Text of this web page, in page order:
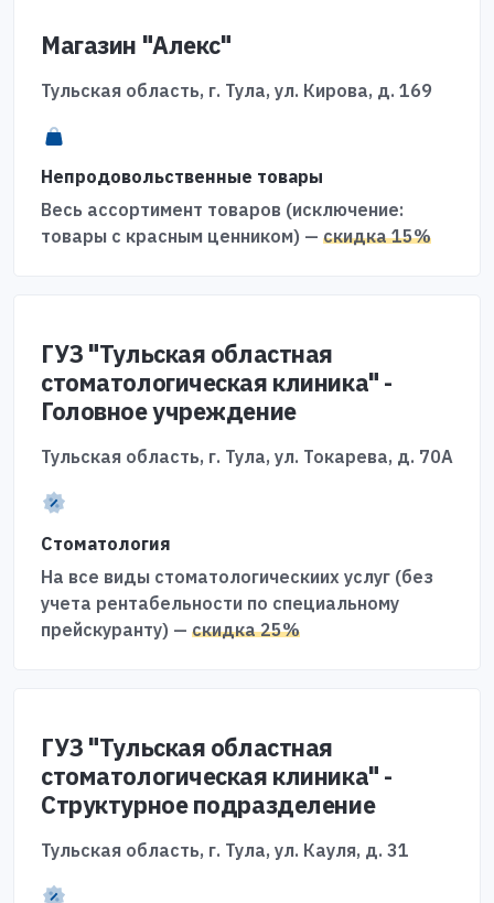
Магазин "Алекс"
Тульская область, г. Тула, ул. Кирова, д. 169
Непродовольственные товары
Весь ассортимент товаров (исключение:
товары с красным ценником) — скидка 15%
ГУЗ "Тульская областная
стоматологическая клиника" -
Головное учреждение
Тульская область, г. Тула, ул. Токарева, д. 70А
Стоматология
На все виды стоматологическиих услуг (без
учета рентабельности по специальному
прейскуранту) — скидка 25%
ГУЗ "Тульская областная
стоматологическая клиника" -
Структурное подразделение
Тульская область, г. Тула, ул. Кауля, д. 31